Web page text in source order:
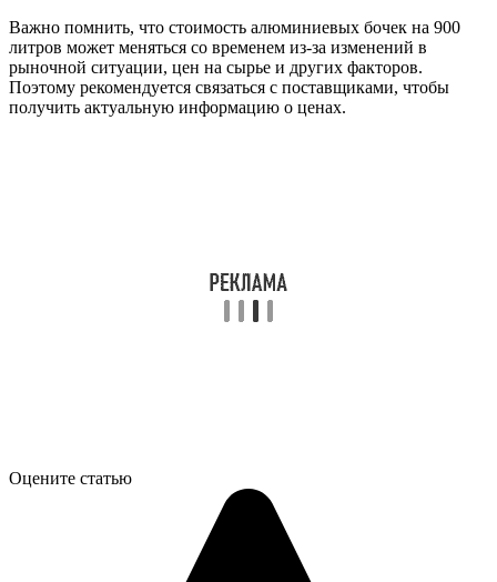
Важно помнить, что стоимость алюминиевых бочек на 900
литров может меняться со временем из-за изменений в
рыночной ситуации, цен на сырье и других факторов.
Поэтому рекомендуется связаться с поставщиками, чтобы
получить актуальную информацию о ценах.
Оцените статью